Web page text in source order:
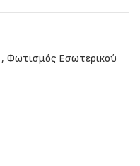
, Φωτισμός Εσωτερικού